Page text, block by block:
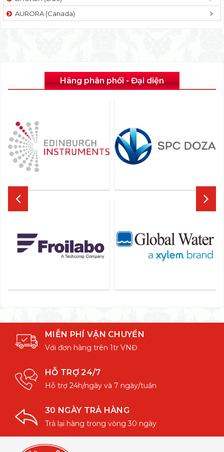
AURORA (Canada)
Hãng phân phối - Đại diện
MIỄN PHÍ VẬN CHUYỂN
Với đơn hàng trên 1tr VNĐ
HỖ TRỢ 24/7
Hỗ trợ 24h/ngày và 7 ngày/tuần
30 NGÀY TRẢ HÀNG
Trả lại hàng trong vòng 30 ngày